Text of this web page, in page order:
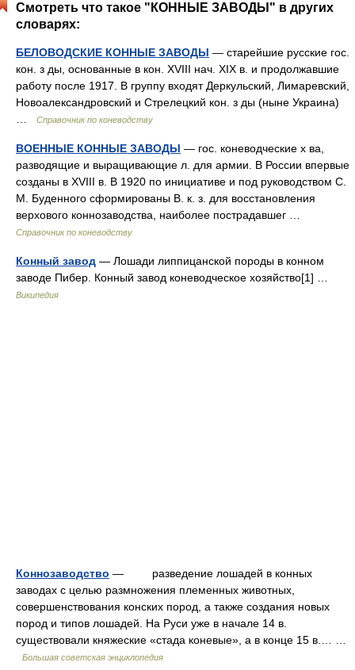
Смотреть что такое "КОННЫЕ ЗАВОДЫ" в других
словарях:
БЕЛОВОДСКИЕ КОННЫЕ ЗАВОДЫ — старейшие русские гос.
кон. з ды, основанные в кон. XVIII нач. XIX в. и продолжавшие
работу после 1917. В группу входят Деркульский, Лимаревский,
Новоалександровский и Стрелецкий кон. з ды (ныне Украина)
Справочник по коневодству
ВОЕННЫЕ КОННЫЕ ЗАВОДЫ — гос. коневодческие х ва,
разводящие и выращивающие л. для армии. В России впервые
созданы в XVIII в. В 1920 по инициативе и под руководством С.
М. Буденного сформированы В. к. з. для восстановления
верхового коннозаводства, наиболее пострадавшег …
Справочник по коневодству
Конный завод — Лошади липпицанской породы в конном
заводе Пибер. Конный завод коневодческое хозяйство[1] …
Википедия
Коннозаводство — разведение лошадей в конных
заводах с целью размножения племенных животных,
совершенствования конских пород, а также создания новых
пород и типов лошадей. На Руси уже в начале 14 в.
существовали княжеские «стада коневые», а в конце 15 в.… …
Большая советская энциклопедия